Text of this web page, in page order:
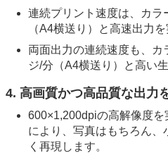
連続プリント速度は、カラ
（A4横送り）と高速出力を
両面出力の連続速度も、
ジ/分（A4横送り）と高い
4. 高画質かつ高品質な出力
600×1,200dpiの高解像度
により、写真はもちろん、
く再現します。